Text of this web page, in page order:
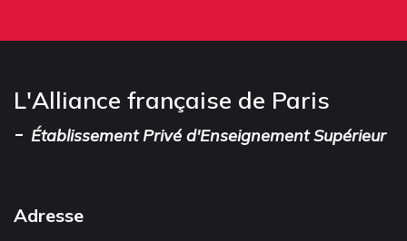
L'Alliance française de Paris
- Établissement Privé d'Enseignement Supérieur
Adresse